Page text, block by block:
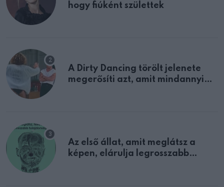
hogy fiúként születtek
A Dirty Dancing törölt jelenete
megerősíti azt, amit mindannyian
Az első állat, amit meglátsz a
képen, elárulja legrosszabb